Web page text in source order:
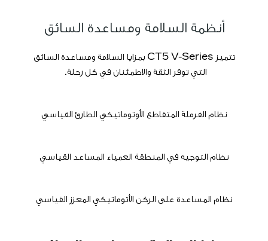
أنظمة السلامة ومساعدة السائق​
​تتميز CT5 V-Series بمزايا السلامة ومساعدة السائق
التي توفر الثقة والاطمئنان في كل رحلة.
​نظام الفرملة المتقاطع الأوتوماتيكي الطارئ القياسي
​نظام التوجيه في المنطقة العمياء المساعد القياسي
​نظام المساعدة على الركن الأتوماتيكي المعزز القياسي